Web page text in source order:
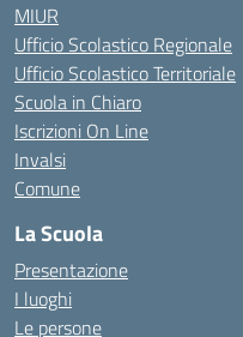
MIUR
Ufficio Scolastico Regionale
Ufficio Scolastico Territoriale
Scuola in Chiaro
Iscrizioni On Line
Invalsi
Comune
La Scuola
Presentazione
I luoghi
Le persone